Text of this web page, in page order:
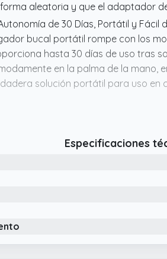
aleatoria y que el adaptador
de 30 Días, Portátil y Fácil
bucal portátil rompe con los
hasta 30 días de uso tras
en la palma de la mano,
solución portátil para uso en
Niveles de Intensidad y
y Ortodoncia limpia y masajea
Multifunción, Limpieza
estándar para la limpieza
de brackets, y 1 boquilla para
de limpieza periodontal.
o como regalo, siendo además
Especificaciones